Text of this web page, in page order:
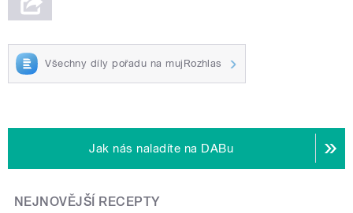
Všechny díly pořadu na mujRozhlas
Jak nás naladíte na DABu
NEJNOVĚJŠÍ RECEPTY